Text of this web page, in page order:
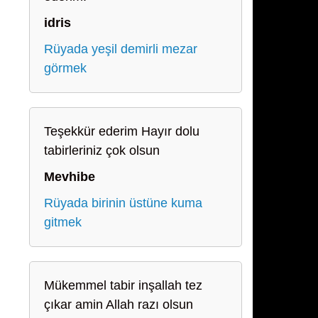
idris
Rüyada yeşil demirli mezar
görmek
Teşekkür ederim Hayır dolu
tabirleriniz çok olsun
Mevhibe
Rüyada birinin üstüne kuma
gitmek
Mükemmel tabir inşallah tez
çıkar amin Allah razı olsun